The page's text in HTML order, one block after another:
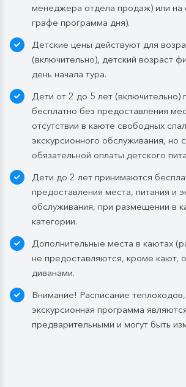
менеджера отдела продаж) или на
графе программа дня).
Детские цены действуют для
(включительно), детский возраст
день начала тура.
Дети от 2 до 5 лет (включительно)
бесплатно без предоставления
отсутствии в каюте свободных
экскурсионного обслуживания, но
обязательной оплаты детского
Дети до 2 лет принимаются
предоставления места, питания и
обслуживания, при размещении в
категории.
Дополнительные места в каютах
не предоставляются, кроме кают,
диванами.
Внимание! Расписание
экскурсионная программа
предварительными и могут быть